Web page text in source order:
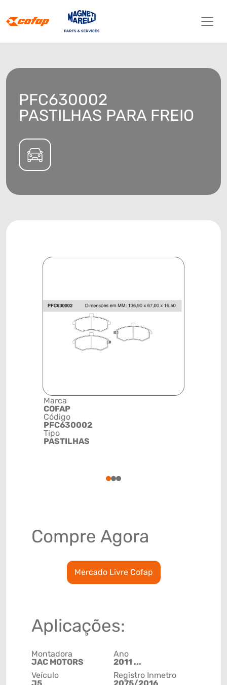
PFC630002
PASTILHAS PARA FREIO
Marca
COFAP
Código
PFC630002
Tipo
PASTILHAS
123
Compre Agora
Mercado Livre Cofap
Aplicações:
Montadora
JAC MOTORS
Veículo
Ano
2011 ...
Registro Inmetro